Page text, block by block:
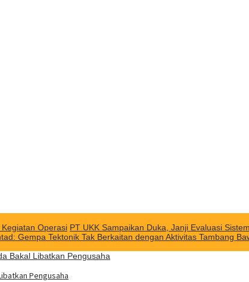
Operasi PT UKK Sampaikan Duka, Janji Evaluasi
Gempa Tektonik Tak Berkaitan dengan Aktivitas Tambang
Pengusaha